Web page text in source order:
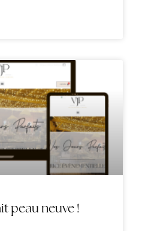
peau neuve !